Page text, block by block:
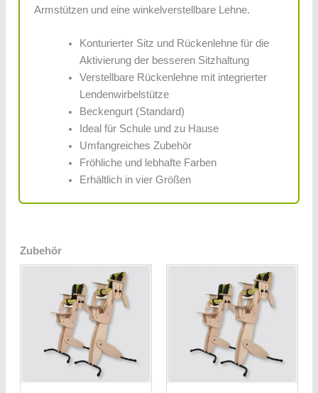
Armstützen und eine winkelverstellbare Lehne.
Konturierter Sitz und Rückenlehne für die
Aktivierung der besseren Sitzhaltung
Verstellbare Rückenlehne mit integrierter
Lendenwirbelstütze
Beckengurt (Standard)
Ideal für Schule und zu Hause
Umfangreiches Zubehör
Fröhliche und lebhafte Farben
Erhältlich in vier Größen
Zubehör